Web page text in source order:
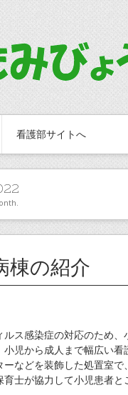
看護部サイトへ
棟の紹介
ス感染症の対応のため、
児から成人まで幅広い
などを装飾した処置室で
士が協力して小児患者